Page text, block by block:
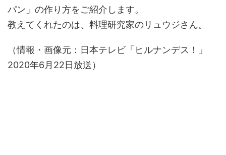
パン」の作り方をご紹介します。
教えてくれたのは、料理研究家のリュウジさん。
（情報・画像元：日本テレビ「ヒルナンデス！」
2020年6月22日放送）